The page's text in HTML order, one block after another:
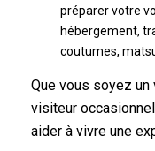
préparer votre
hébergement,
coutumes,
Que vous soyez un
visiteur
aider à vivre une